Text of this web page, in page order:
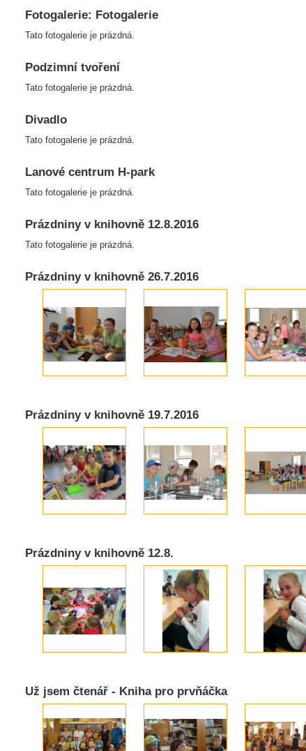
Fotogalerie: Fotogalerie
Tato fotogalerie je prázdná.
Podzimní tvoření
Tato fotogalerie je prázdná.
Divadlo
Tato fotogalerie je prázdná.
Lanové centrum H-park
Tato fotogalerie je prázdná.
Prázdniny v knihovně 12.8.2016
Tato fotogalerie je prázdná.
Prázdniny v knihovně 26.7.2016
Prázdniny v knihovně 19.7.2016
Prázdniny v knihovně 12.8.
Už jsem čtenář - Kniha pro prvňáčka